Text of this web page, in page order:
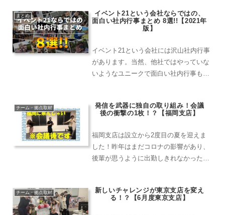
ね！あったね～！成澤たち新卒も入って
きたし、新卒研修もあった...
まとめ
イベント21という会社ならではの、
面白い社内行事まとめ 8選!!【2021年
版】
イベント21という会社には沢山社内行事
があります。当然、他社ではやっていな
いようなユニークで面白い社内行事も
いただきます！
チーム・拠点取材
発信を武器に独自の取り組み！会議
後の衝撃の1枚！？【福岡支店】
福岡支店は設立から2度目の夏を迎えま
した！昨年はまだコロナの影響があり、
後輩が思うように出勤しきれなかったり
も増えてきて、暑い夏を味わえたと思い
チーム・拠点取材
新しいチャレンジが東京支店を変え
る！？【6月度東京支店】